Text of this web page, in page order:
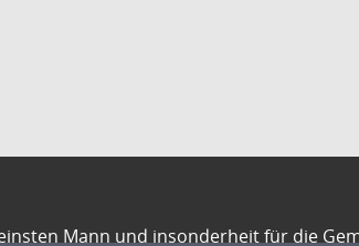
Mann und insonderheit für die